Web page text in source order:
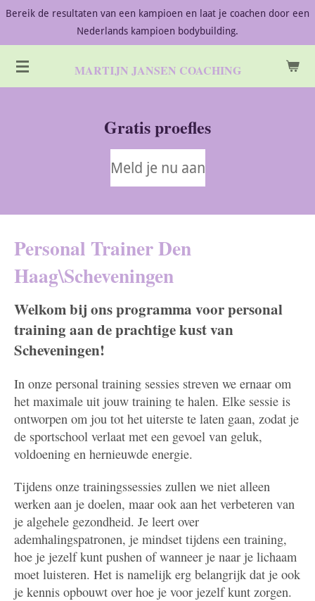
Ga
de
hoofdinhoud
MARTIJN JANSEN COACHING
Bereik de resultaten van een kampioen en laat je coachen door een
Nederlands kampioen bodybuilding.
Gratis proefles
Meld je nu aan
Personal Trainer Den
Haag\Scheveningen
Welkom bij ons programma voor personal
training aan de prachtige kust van
Scheveningen!
In onze personal training sessies streven we ernaar om
het maximale uit jouw training te halen. Elke sessie is
ontworpen om jou tot het uiterste te laten gaan, zodat je
de sportschool verlaat met een gevoel van geluk,
voldoening en hernieuwde energie.
Tijdens onze trainingssessies zullen we niet alleen
werken aan je doelen, maar ook aan het verbeteren van
je algehele gezondheid. Je leert over
ademhalingspatronen, je mindset tijdens een training,
hoe je jezelf kunt pushen of wanneer je naar je lichaam
moet luisteren. Het is namelijk erg belangrijk dat je ook
je kennis opbouwt over hoe je voor jezelf kunt zorgen.